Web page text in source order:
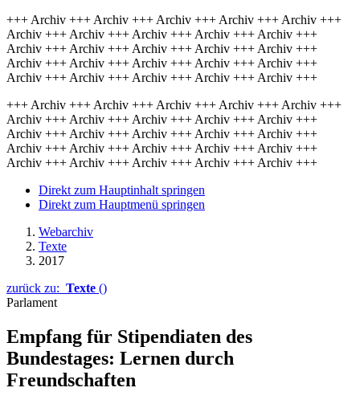
+++ Archiv +++ Archiv +++ Archiv +++ Archiv +++ Archiv +++
Archiv +++ Archiv +++ Archiv +++ Archiv +++ Archiv +++
Archiv +++ Archiv +++ Archiv +++ Archiv +++ Archiv +++
Archiv +++ Archiv +++ Archiv +++ Archiv +++ Archiv +++
Archiv +++ Archiv +++ Archiv +++ Archiv +++ Archiv +++
+++ Archiv +++ Archiv +++ Archiv +++ Archiv +++ Archiv +++
Archiv +++ Archiv +++ Archiv +++ Archiv +++ Archiv +++
Archiv +++ Archiv +++ Archiv +++ Archiv +++ Archiv +++
Archiv +++ Archiv +++ Archiv +++ Archiv +++ Archiv +++
Archiv +++ Archiv +++ Archiv +++ Archiv +++ Archiv +++
Direkt zum Hauptinhalt springen
Direkt zum Hauptmenü springen
Webarchiv
Texte
2017
zurück zu: Texte ()
Parlament
Empfang für Stipendiaten des
Bundestages: Lernen durch
Freundschaften